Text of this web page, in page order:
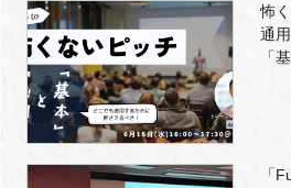
怖
通
「
「